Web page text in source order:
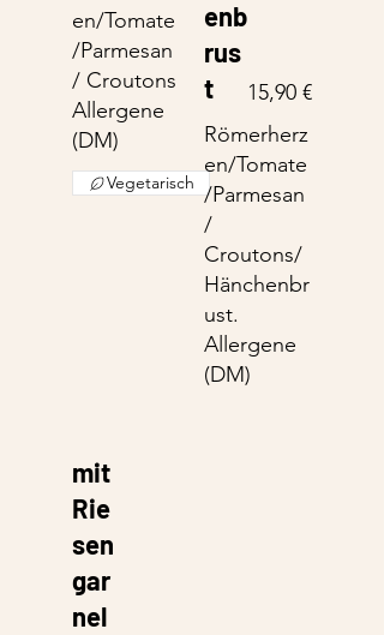
en/Tomate
/Parmesan
/ Croutons
Allergene
(DM)
Vegetarisch
enb
rus
t
Römerherz
en/Tomate
/Parmesan
/
Croutons/
Hänchenbr
ust.
Allergene
(DM)
15,90 €
mit
Rie
sen
gar
nel